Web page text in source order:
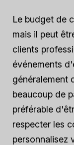
Le budget de
mais il peut
clients
événements
généralement
beaucoup de
préférable
respecter les
personnalisez